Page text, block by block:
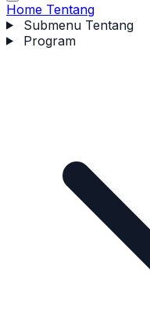
Home Tentang
Submenu Tentang
Program